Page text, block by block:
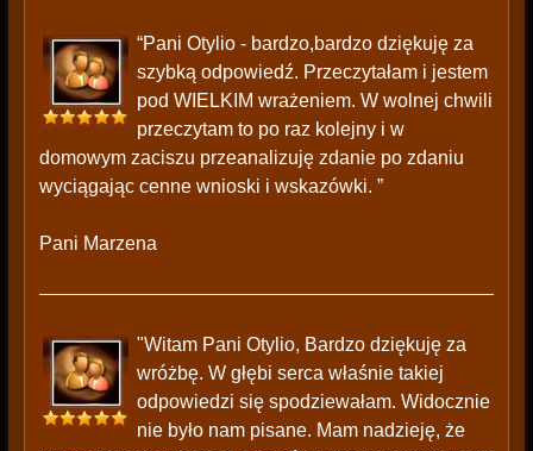
“Pani Otylio - bardzo,bardzo dziękuję za
szybką odpowiedź. Przeczytałam i jestem
pod WIELKIM wrażeniem. W wolnej chwili
przeczytam to po raz kolejny i w
domowym zaciszu przeanalizuję zdanie po zdaniu
wyciągając cenne wnioski i wskazówki. ”
Pani Marzena
"Witam Pani Otylio, Bardzo dziękuję za
wróżbę. W głębi serca właśnie takiej
odpowiedzi się spodziewałam. Widocznie
nie było nam pisane. Mam nadzieję, że